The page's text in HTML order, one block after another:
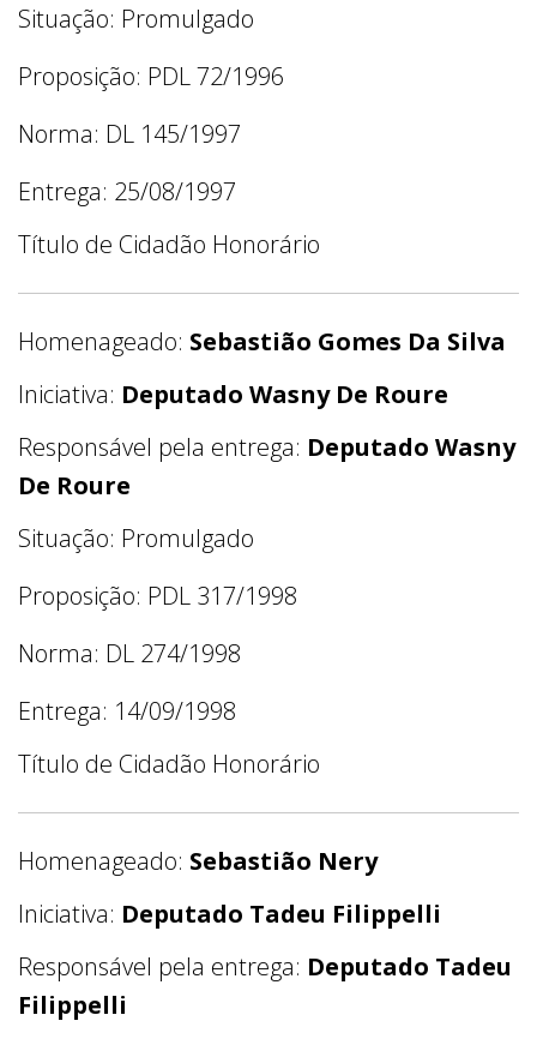
Situação: Promulgado
Proposição: PDL 72/1996
Norma: DL 145/1997
Entrega: 25/08/1997
Título de Cidadão Honorário
Homenageado: Sebastião Gomes Da Silva
Iniciativa: Deputado Wasny De Roure
Responsável pela entrega: Deputado Wasny
De Roure
Situação: Promulgado
Proposição: PDL 317/1998
Norma: DL 274/1998
Entrega: 14/09/1998
Título de Cidadão Honorário
Homenageado: Sebastião Nery
Iniciativa: Deputado Tadeu Filippelli
Responsável pela entrega: Deputado Tadeu
Filippelli